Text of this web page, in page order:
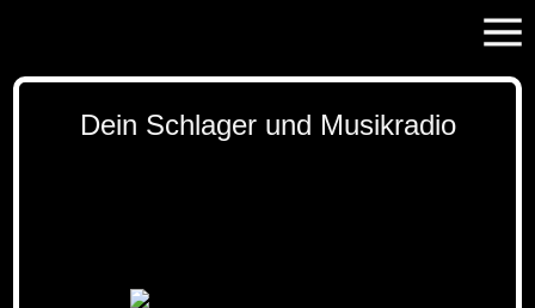
Dein Schlager und Musikradio